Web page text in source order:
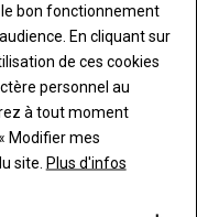
pour profiter
bon fonctionnement
En cliquant sur
de ces cookies
personnel au
à tout moment
Modifier mes
site. Plus d'infos